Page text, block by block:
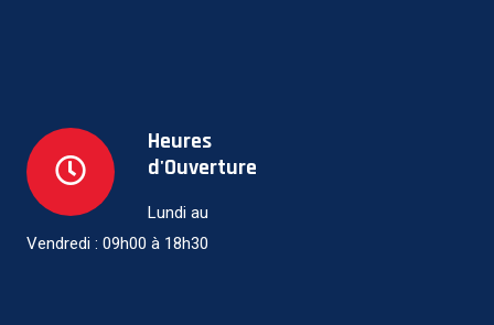
Heures
d'Ouverture
Lundi au
Vendredi : 09h00 à 18h30